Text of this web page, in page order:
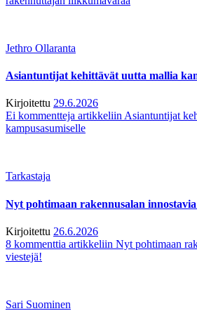
Jethro Ollaranta
Asiantuntijat kehittävät uutta mallia
Kirjoitettu 29.6.2026
Ei kommentteja artikkeliin Asiantuntijat
kampusasumiselle
Tarkastaja
Nyt pohtimaan rakennusalan
Kirjoitettu 26.6.2026
8 kommenttia artikkeliin Nyt pohtimaan
viestejä!
Sari Suominen